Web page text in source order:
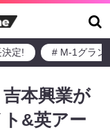
定! # M-1グラン
本興業が
&英アー